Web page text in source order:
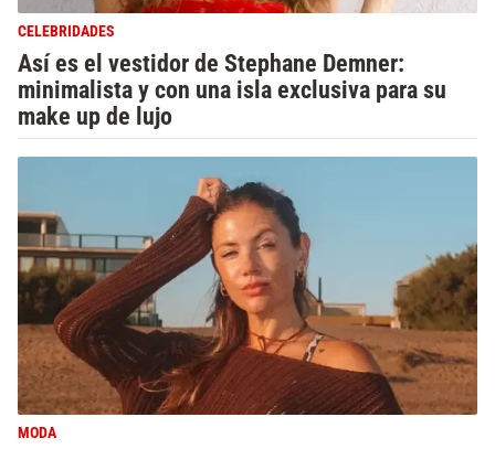
CELEBRIDADES
Así es el vestidor de Stephane Demner:
minimalista y con una isla exclusiva para su
make up de lujo
MODA